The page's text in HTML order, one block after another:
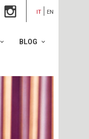
IT EN
BLOG